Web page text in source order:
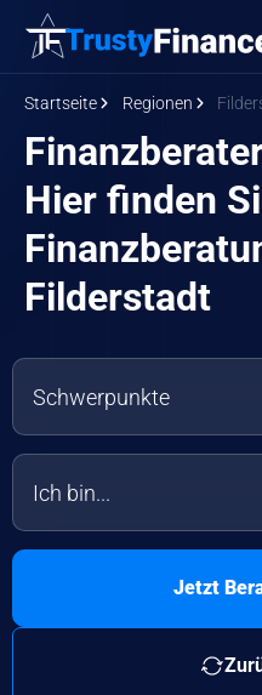
Startseite Regionen
Hier finden
Filderstadt
Schwerpunkte
Ich bin...
Jetzt